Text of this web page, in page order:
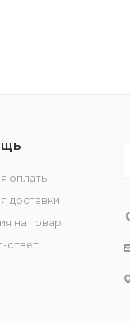
оплаты
доставки
на товар
ответ